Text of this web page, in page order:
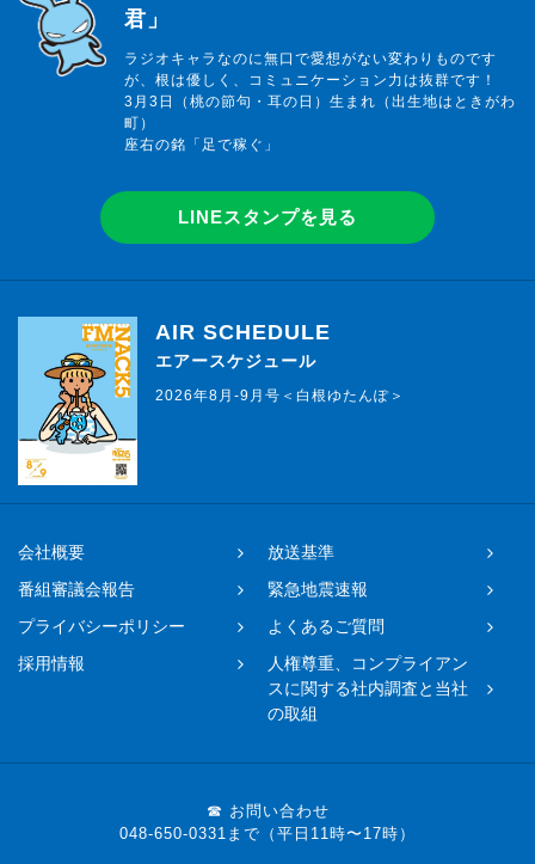
君」
ラジオキャラなのに無口で愛想がない変わりものです
が、根は優しく、コミュニケーション力は抜群です！
3月3日（桃の節句・耳の日）生まれ（出生地はときがわ
町）
座右の銘「足で稼ぐ」
LINEスタンプを見る
AIR SCHEDULE
エアースケジュール
2026年8月-9月号＜白根ゆたんぽ＞
会社概要
放送基準
番組審議会報告
緊急地震速報
プライバシーポリシー
よくあるご質問
採用情報
人権尊重、コンプライアン
スに関する社内調査と当社
の取組
☎ お問い合わせ
048-650-0331まで（平日11時〜17時）